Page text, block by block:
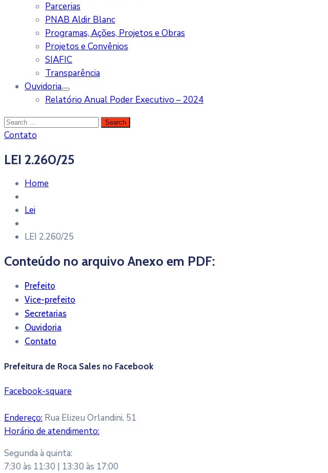
Parcerias
PNAB Aldir Blanc
Programas, Ações, Projetos e Obras
Projetos e Convênios
SIAFIC
Transparência
Ouvidoria
Relatório Anual Poder Executivo – 2024
Contato
LEI 2.260/25
Home
Lei
LEI 2.260/25
Conteúdo no arquivo Anexo em PDF:
Prefeito
Vice-prefeito
Secretarias
Ouvidoria
Contato
Prefeitura de Roca Sales no Facebook
Facebook-square
Endereço: Rua Elizeu Orlandini, 51
Horário de atendimento:
Segunda à quinta:
7:30 às 11:30 | 13:30 às 17:00